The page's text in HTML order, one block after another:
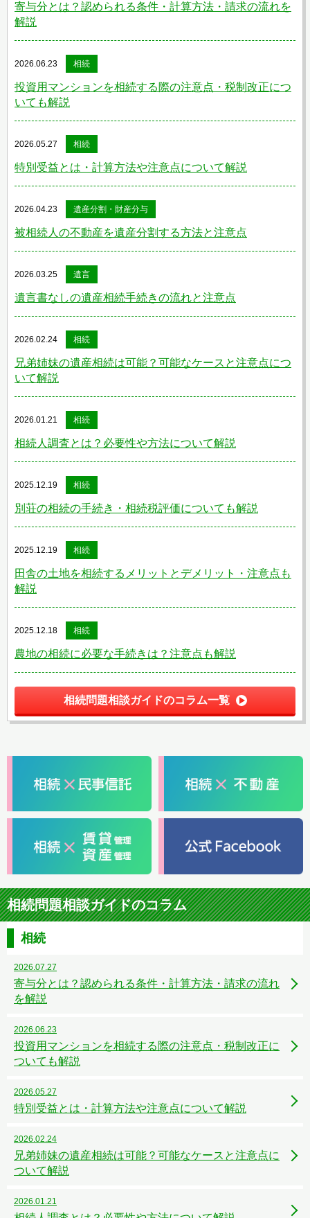
寄与分とは？認められる条件・計算方法・請求の流れを
解説
2026.06.23 相続
投資用マンションを相続する際の注意点・税制改正につ
いても解説
2026.05.27 相続
特別受益とは・計算方法や注意点について解説
2026.04.23 遺産分割・財産分与
被相続人の不動産を遺産分割する方法と注意点
2026.03.25 遺言
遺言書なしの遺産相続手続きの流れと注意点
2026.02.24 相続
兄弟姉妹の遺産相続は可能？可能なケースと注意点につ
いて解説
2026.01.21 相続
相続人調査とは？必要性や方法について解説
2025.12.19 相続
別荘の相続の手続き・相続税評価についても解説
2025.12.19 相続
田舎の土地を相続するメリットとデメリット・注意点も
解説
2025.12.18 相続
農地の相続に必要な手続きは？注意点も解説
相続問題相談ガイドのコラム一覧
相続問題相談ガイドのコラム
相続
2026.07.27
寄与分とは？認められる条件・計算方法・請求の流れ
を解説
2026.06.23
投資用マンションを相続する際の注意点・税制改正に
ついても解説
2026.05.27
特別受益とは・計算方法や注意点について解説
2026.02.24
兄弟姉妹の遺産相続は可能？可能なケースと注意点に
ついて解説
2026.01.21